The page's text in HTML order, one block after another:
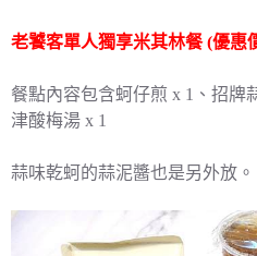
老饕客單人獨享米其林餐 (優惠
餐點內容包含蚵仔煎 x 1、招牌
津酸梅湯 x 1
蒜味乾蚵的蒜泥醬也是另外放。